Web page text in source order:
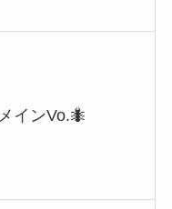
メインVo.🐜